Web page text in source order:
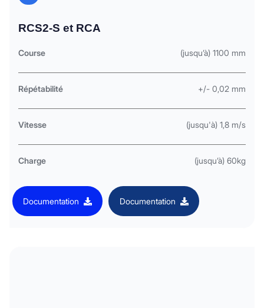
RCS2-S et RCA
Course (jusqu’à) 1100 mm
Répétabilité +/- 0,02 mm
Vitesse (jusqu'à) 1,8 m/s
Charge (jusqu’à) 60kg
Documentation Documentation